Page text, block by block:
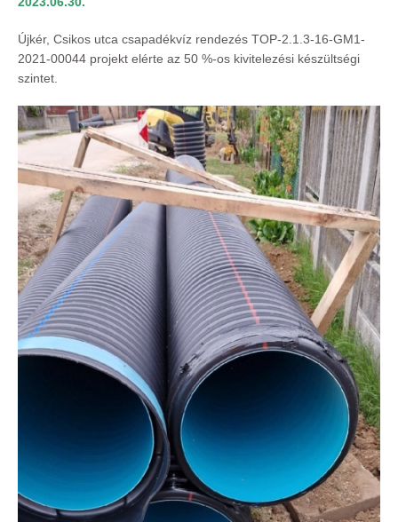
Újkér, Csikos utca csapadékvíz rendezés TOP‐2.1.3‐16‐GM1‐
2021‐00044 projekt elérte az 50 %‐os kivitelezési készültségi
szintet.